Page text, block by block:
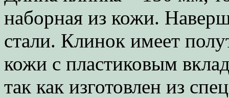
наборная из кожи.
стали. Клинок имеет
кожи с пластиковым
так как изготовлен из